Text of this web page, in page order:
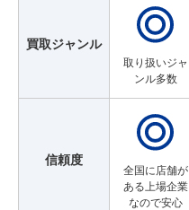
買取ジャンル
取り扱いジャ
ンル多数
信頼度
全国に店舗が
ある上場企業
なので安心